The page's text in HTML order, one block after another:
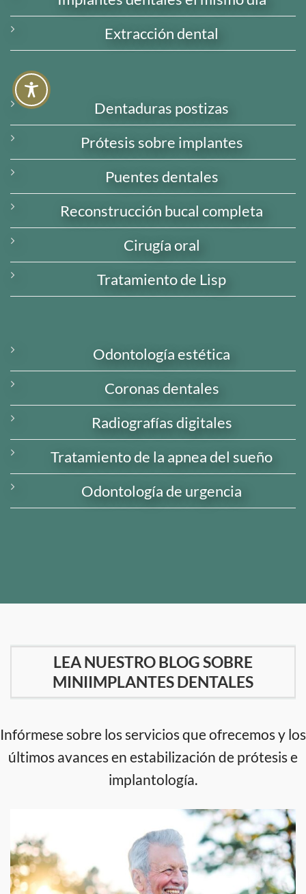
Extracción dental
Dentaduras postizas
Prótesis sobre implantes
Puentes dentales
Reconstrucción bucal completa
Cirugía oral
Tratamiento de Lisp
Odontología estética
Coronas dentales
Radiografías digitales
Tratamiento de la apnea del sueño
Odontología de urgencia
LEA NUESTRO BLOG SOBRE
MINIIMPLANTES DENTALES
Infórmese sobre los servicios que ofrecemos y los
últimos avances en estabilización de prótesis e
implantología.